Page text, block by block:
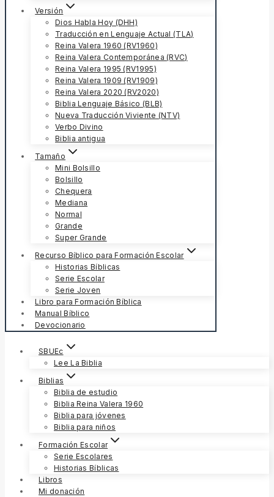
Versión
Dios Habla Hoy (DHH)
Traducción en Lenguaje Actual (TLA)
Reina Valera 1960 (RV1960)
Reina Valera Contemporánea (RVC)
Reina Valera 1995 (RV1995)
Reina Valera 1909 (RV1909)
Reina Valera 2020 (RV2020)
Biblia Lenguaje Básico (BLB)
Nueva Traducción Viviente (NTV)
Verbo Divino
Biblia antigua
Tamaño
Mini Bolsillo
Bolsillo
Chequera
Mediana
Normal
Grande
Super Grande
Recurso Bíblico para Formación Escolar
Historias Bíblicas
Serie Escolar
Serie Joven
Libro para Formación Bíblica
Manual Bíblico
Devocionario
SBUEc
Lee La Biblia
Biblias
Biblia de estudio
Biblia Reina Valera 1960
Biblia para jóvenes
Biblia para niños
Formación Escolar
Serie Escolares
Historias Bíblicas
Libros
Mi donación